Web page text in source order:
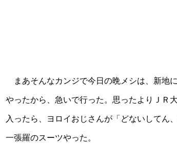
まあそんなカンジで今日の晩メシは、新地
やったから、急いで行った。思ったよりＪＲ
入ったら、ヨロイおじさんが「どないしてん
一張羅のスーツやった。